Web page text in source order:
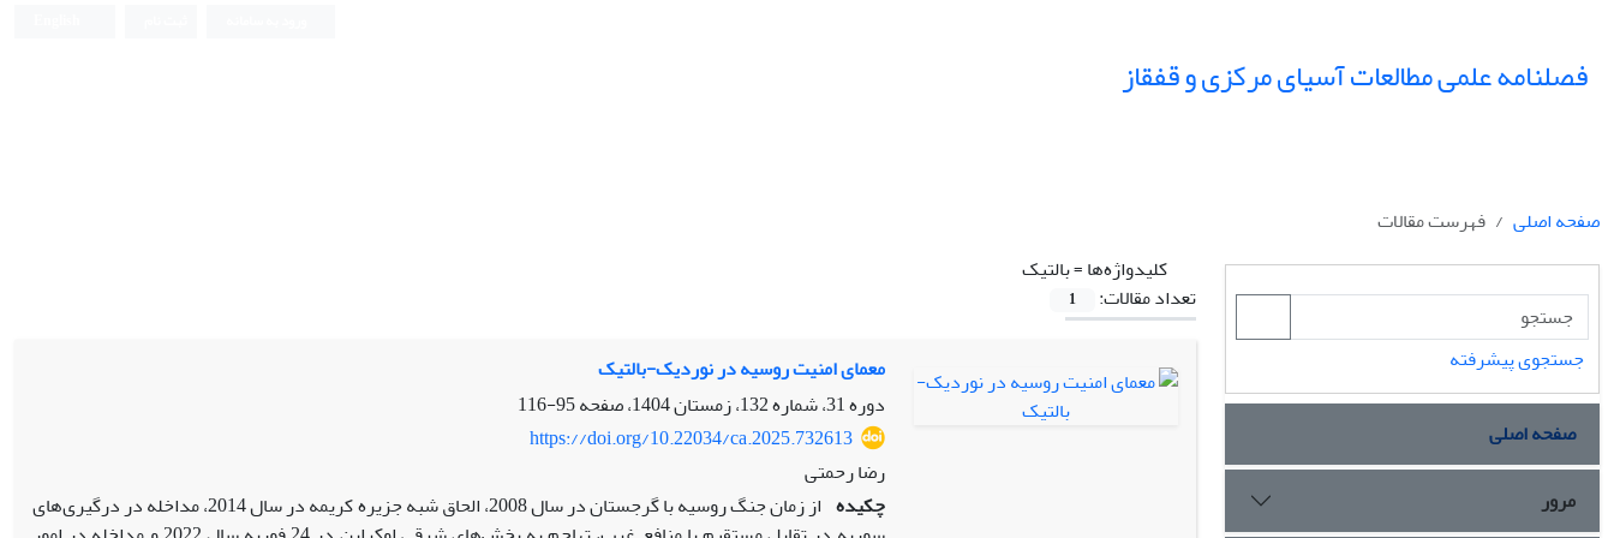
فصلنامه علمی مطالعات آسیای مرکزی و قفقاز
صفحه اصلی
فهرست مقالات
کلیدواژه‌ها =بالتیک
تعداد مقالات:
1
معمای امنیت روسیه در نوردیک-بالتیک
دوره 31، شماره 132، زمستان 1404، صفحه
95-116
https://doi.org/10.22034/ca.2025.732613
رضا رحمتی
چکیده
از زمان جنگ روسیه با گرجستان در سال 2008، الحاق شبه جزیره کریمه در سال 2014، مداخله در درگیری‌های
جستجوی پیشرفته
صفحه اصلی
مرور